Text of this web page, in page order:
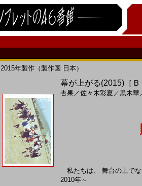
2015年製作（製作国 日本）
幕が上がる(2015)［
杏果／佐々木彩夏 ／黒木華
私たちは、 舞台の上で
2010年～